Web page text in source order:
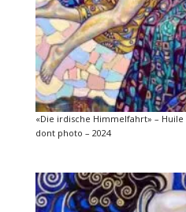
«Die irdische Himmelfahrt» –
dont photo – 2024